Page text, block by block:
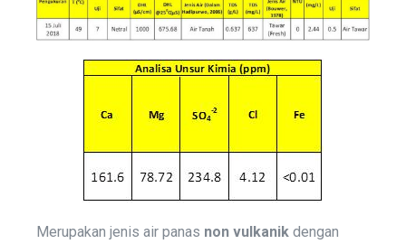
Merupakan jenis air panas non vulkanik dengan